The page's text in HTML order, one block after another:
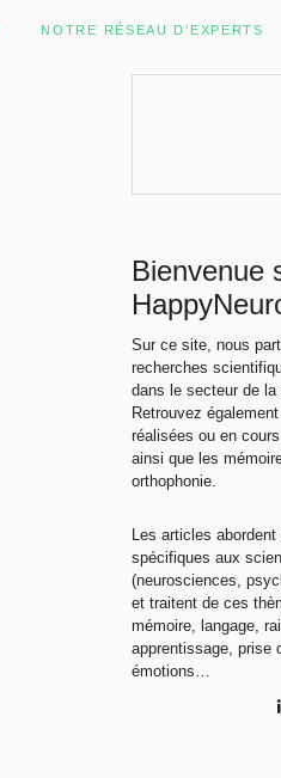
NOTRE RÉSEAU D’EXPERTS
Rechercher
Bienvenue
Sur ce site, nous
recherches
dans le secteur de
Retrouvez
réalisées ou en
ainsi que les
orthophonie.
Les articles
spécifiques aux
(neurosciences,
et traitent de ces
mémoire, langage,
apprentissage, prise
émotions…